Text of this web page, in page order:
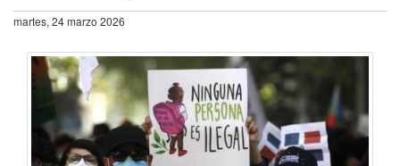
martes, 24 marzo 2026